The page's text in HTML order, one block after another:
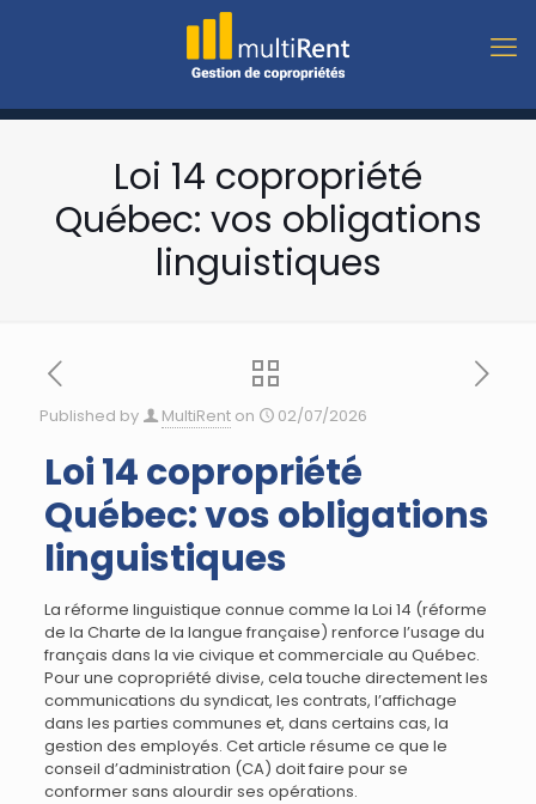
Loi 14 copropriété
Québec: vos obligations
linguistiques
Published by MultiRent on 02/07/2026
Loi 14 copropriété
Québec: vos obligations
linguistiques
La réforme linguistique connue comme la Loi 14 (réforme
de la Charte de la langue française) renforce l’usage du
français dans la vie civique et commerciale au Québec.
Pour une copropriété divise, cela touche directement les
communications du syndicat, les contrats, l’affichage
dans les parties communes et, dans certains cas, la
gestion des employés. Cet article résume ce que le
conseil d’administration (CA) doit faire pour se
conformer sans alourdir ses opérations.